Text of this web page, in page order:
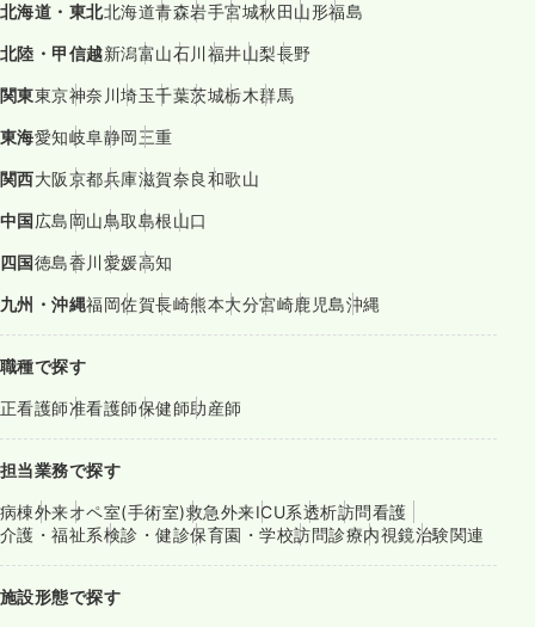
北海道・東北北海道青森岩手宮城秋田山形福島
北陸・甲信越新潟富山石川福井山梨長野
関東東京神奈川埼玉千葉茨城栃木群馬
東海愛知岐阜静岡三重
関西大阪京都兵庫滋賀奈良和歌山
中国広島岡山鳥取島根山口
四国徳島香川愛媛高知
九州・沖縄福岡佐賀長崎熊本大分宮崎鹿児島沖縄
職種で探す
正看護師准看護師保健師助産師
担当業務で探す
病棟外来オペ室(手術室)救急外来ICU系透析訪問看護
介護・福祉系検診・健診保育園・学校訪問診療内視鏡治験関連
施設形態で探す